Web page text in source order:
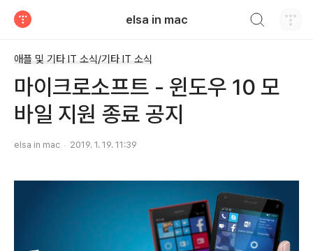
elsa in mac
애플 및 기타 IT 소식/기타 IT 소식
마이크로소프트 - 윈도우 10 모
바일 지원 종료 공지
elsa in mac 2019. 1. 19. 11:39